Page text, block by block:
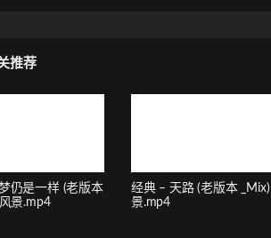
推荐
仍是一样 (老版本
景.mp4
经典 – 天路 (老版本 _Mix)
景.mp4